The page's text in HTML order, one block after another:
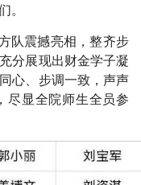
。
队震撼亮相，整齐步
分展现出财金学子凝
心、步调一致，声声
尽显全院师生全员参